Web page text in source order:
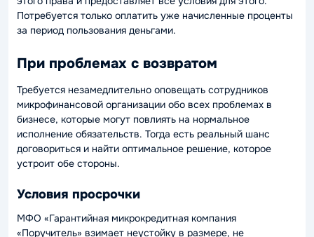
Потребуется только оплатить уже начисленные проценты
за период пользования деньгами.
При проблемах с возвратом
Требуется незамедлительно оповещать сотрудников
микрофинансовой организации обо всех проблемах в
бизнесе, которые могут повлиять на нормальное
исполнение обязательств. Тогда есть реальный шанс
договориться и найти оптимальное решение, которое
устроит обе стороны.
Условия просрочки
МФО «Гарантийная микрокредитная компания
«Поручитель» взимает неустойку в размере, не